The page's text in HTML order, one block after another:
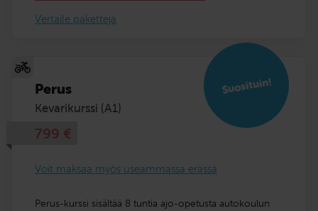
Vertaile paketteja
Perus
Kevarikurssi (A1)
Suosituin!
799 €
Voit maksaa myös useammassa erässä
Perus-kurssi sisältää 8 tuntia ajo-opetusta autokoulun